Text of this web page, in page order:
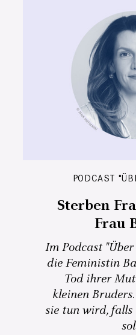
PODCAST
Sterben
Frau
Im Podcast
die Feministin
Tod ihrer
kleinen
sie tun wird,